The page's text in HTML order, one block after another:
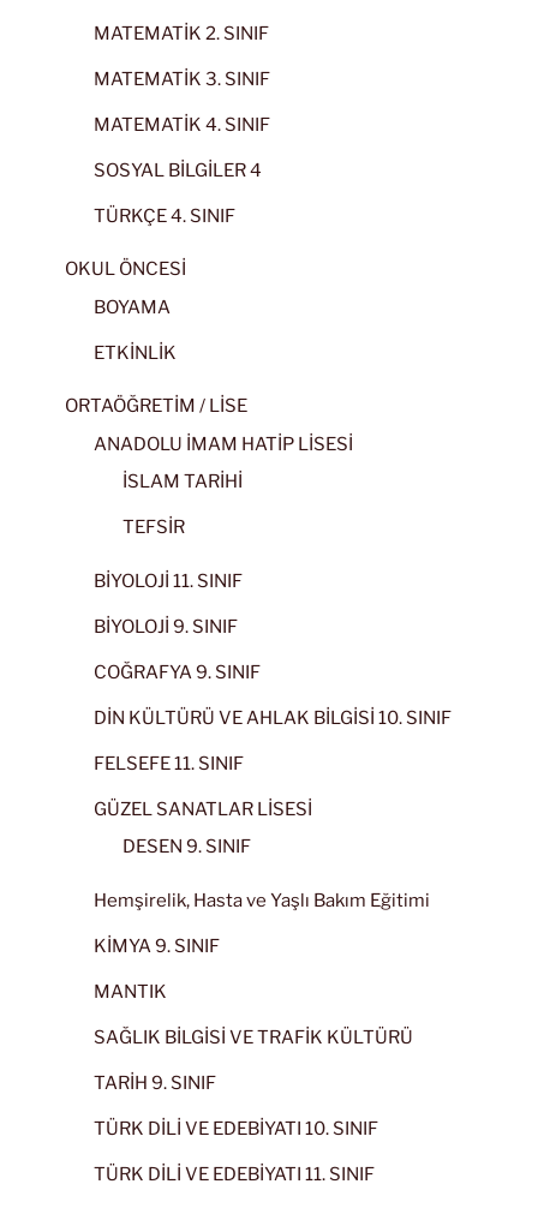
MATEMATİK 2. SINIF
MATEMATİK 3. SINIF
MATEMATİK 4. SINIF
SOSYAL BİLGİLER 4
TÜRKÇE 4. SINIF
OKUL ÖNCESİ
BOYAMA
ETKİNLİK
ORTAÖĞRETİM / LİSE
ANADOLU İMAM HATİP LİSESİ
İSLAM TARİHİ
TEFSİR
BİYOLOJİ 11. SINIF
BİYOLOJİ 9. SINIF
COĞRAFYA 9. SINIF
DİN KÜLTÜRÜ VE AHLAK BİLGİSİ 10. SINIF
FELSEFE 11. SINIF
GÜZEL SANATLAR LİSESİ
DESEN 9. SINIF
Hemşirelik, Hasta ve Yaşlı Bakım Eğitimi
KİMYA 9. SINIF
MANTIK
SAĞLIK BİLGİSİ VE TRAFİK KÜLTÜRÜ
TARİH 9. SINIF
TÜRK DİLİ VE EDEBİYATI 10. SINIF
TÜRK DİLİ VE EDEBİYATI 11. SINIF